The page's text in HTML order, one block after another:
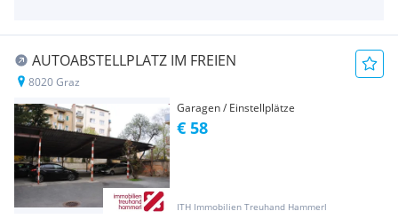
AUTOABSTELLPLATZ IM FREIEN
8020 Graz
Garagen / Einstellplätze
ITH Immobilien Treuhand Hammerl
€ 58